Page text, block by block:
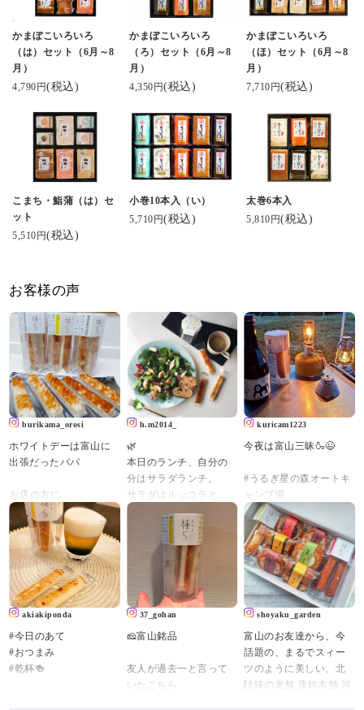
かまぼこいろいろ
（は）セット（6月～8
月）
4,790円(税込)
かまぼこいろいろ
（ろ）セット（6月～8
月）
4,350円(税込)
かまぼこいろいろ
（ほ）セット（6月～8
月）
7,710円(税込)
こまち・鮨蒲（は）セ
ット
5,510円(税込)
小巻10本入（い）
5,710円(税込)
太巻6本入
5,810円(税込)
お客様の声
burikama_orosi
ホワイトデーは富山に
出張だったパパ⁡⁡⁡⁡
⁡お店の方に
⁡【ホワイトデー⁡にめっ
ちゃ⁡おすすめです！】⁡
⁡と、言われ⁡
⁡⁡
⁡現地から送ってくれた
【棒s(ボウズ)】
⁡めっちゃ美味しい～♥ネ
⁡⁡
⁡…でも
⁡⁡
h.m2014_
🌿
本日のランチ、自分の
分はサラダランチ。
サラダはルッコラと、
リーフレタス、チーズ
かまぼこ、キウイ。
山盛りのサラダをワシ
ャワシャ食べると、な
んか身体から毒素が出
ていく気がする。
祖スティックチーズ・
ジャパンフードセレク
ションでグランプリを
kuricam1223
今夜は富山三昧🍶😉
#うるぎ星の森オートキ
ャンプ場
#富山グルメ
#棒s
#幻の瀧
#能作
#立山のぐい呑
#ソロキャンプ
#コンパクトキャンプ
#ミニマムキャンプ
#ソロキャンプ飯
#feuerhand
akiakiponda
#今日のあて
#おつまみ
#乾杯🍻
37_gohan
🧀富山銘品
友人が過去一と言って
いたこちら
shoyaku_garden
富山のお友達から、今
話題の、まるでスィー
ツのように美しい、北
陸味の老舗 蒲鉾本舗 河